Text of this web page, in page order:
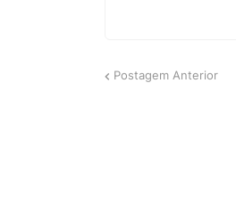
Postagem Anterior